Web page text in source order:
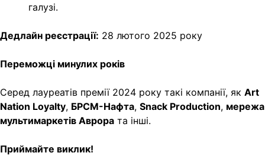
галузі.
Дедлайн реєстрації: 28 лютого 2025 року
Переможці минулих років
Серед лауреатів премії 2024 року такі компанії, як Art
Nation Loyalty, БРСМ-Нафта, Snack Production, мережа
мультимаркетів Аврора та інші.
Приймайте виклик!